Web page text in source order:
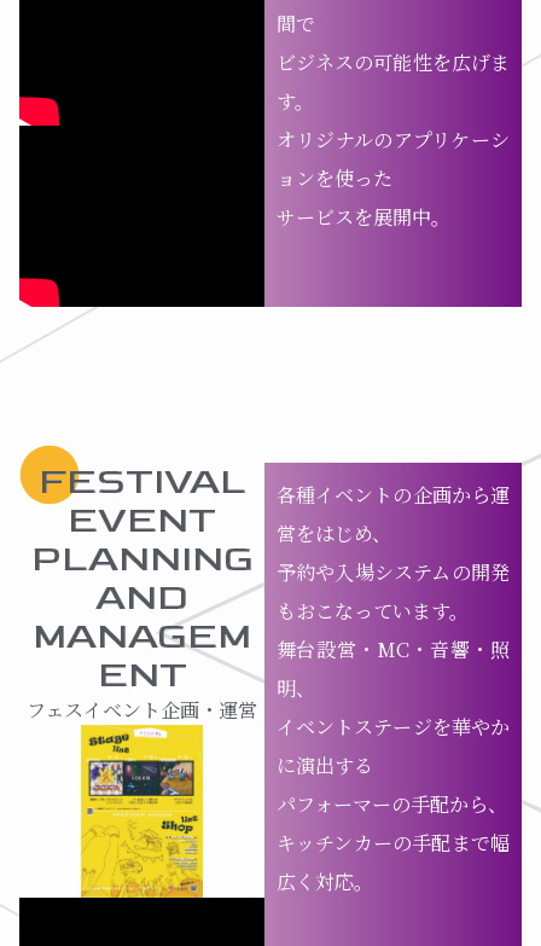
間で
ビジネスの可能性を広げま
す。
オリジナルのアプリケーシ
ョンを使った
サービスを展開中。
FESTIVAL
EVENT
PLANNING
AND
MANAGEM
ENT
フェスイベント企画・運営
各種イベントの企画から運
営をはじめ、
予約や入場システムの開発
もおこなっています。
舞台設営・MC・音響・照
明、
イベントステージを華やか
に演出する
パフォーマーの手配から、
キッチンカーの手配まで幅
広く対応。